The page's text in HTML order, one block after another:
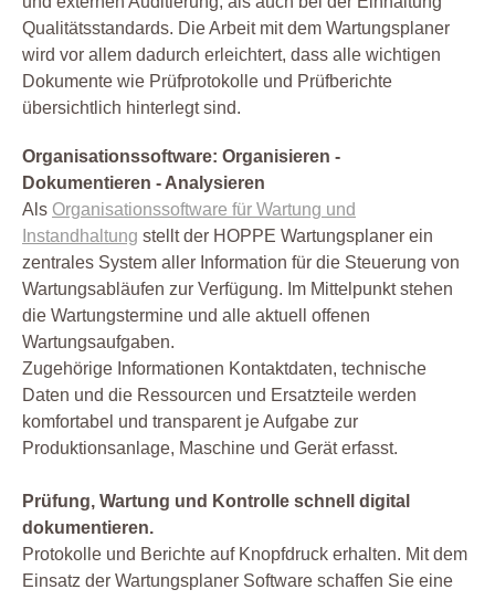
Qualitätsstandards. Die Arbeit mit dem Wartungsplaner
wird vor allem dadurch erleichtert, dass alle wichtigen
Dokumente wie Prüfprotokolle und Prüfberichte
übersichtlich hinterlegt sind.
Organisationssoftware: Organisieren -
Dokumentieren - Analysieren
Als Organisationssoftware für Wartung und
Instandhaltung stellt der HOPPE Wartungsplaner ein
zentrales System aller Information für die Steuerung von
Wartungsabläufen zur Verfügung. Im Mittelpunkt stehen
die Wartungstermine und alle aktuell offenen
Wartungsaufgaben.
Zugehörige Informationen Kontaktdaten, technische
Daten und die Ressourcen und Ersatzteile werden
komfortabel und transparent je Aufgabe zur
Produktionsanlage, Maschine und Gerät erfasst.
Prüfung, Wartung und Kontrolle schnell digital
dokumentieren.
Protokolle und Berichte auf Knopfdruck erhalten. Mit dem
Einsatz der Wartungsplaner Software schaffen Sie eine